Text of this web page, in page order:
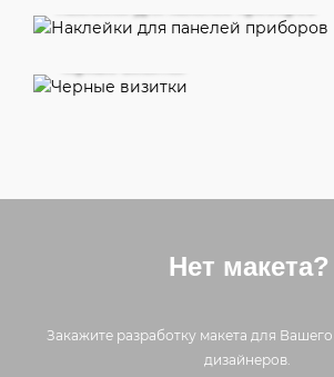
Нет макета?
Закажите разработку макета для
дизайнеров.